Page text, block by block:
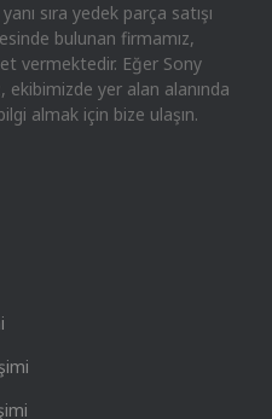
sıra yedek parça satışı
bulunan firmamız,
vermektedir. Eğer Sony
ekibimizde yer alan alanında
almak için bize ulaşın.